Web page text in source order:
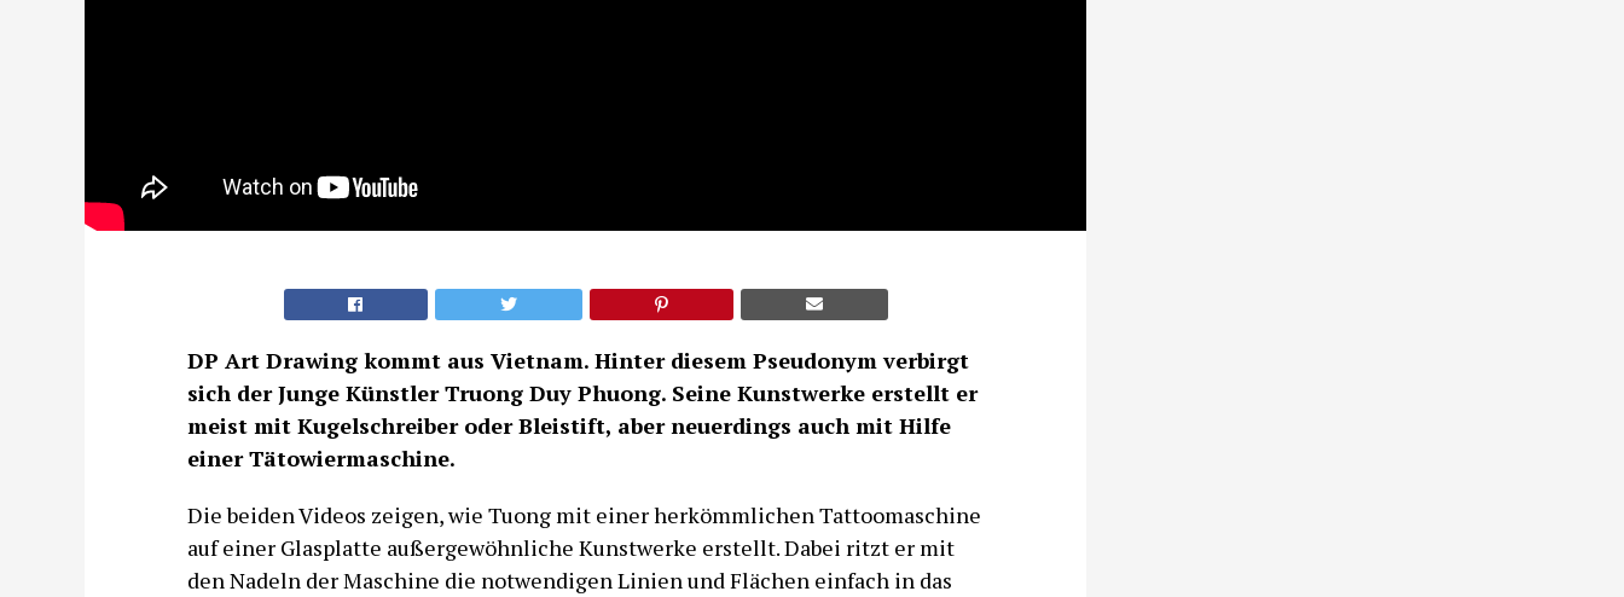
DP Art Drawing kommt aus Vietnam. Hinter diesem Pseudonym verbirgt
sich der Junge Künstler Truong Duy Phuong. Seine Kunstwerke erstellt er
meist mit Kugelschreiber oder Bleistift, aber neuerdings auch mit Hilfe
einer Tätowiermaschine.
Die beiden Videos zeigen, wie Tuong mit einer herkömmlichen Tattoomaschine
auf einer Glasplatte außergewöhnliche Kunstwerke erstellt. Dabei ritzt er mit
den Nadeln der Maschine die notwendigen Linien und Flächen einfach in das